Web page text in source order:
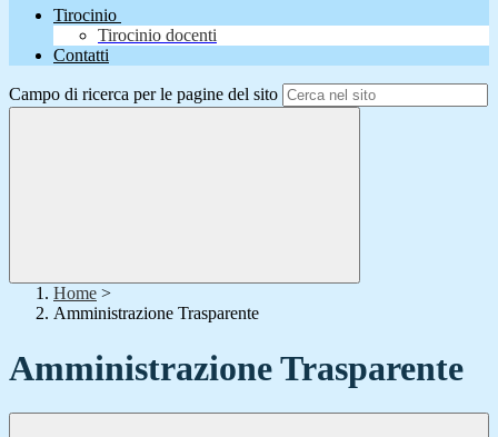
Tirocinio
Tirocinio docenti
Contatti
Campo di ricerca per le pagine del sito
Home >
Amministrazione Trasparente
Amministrazione Trasparente